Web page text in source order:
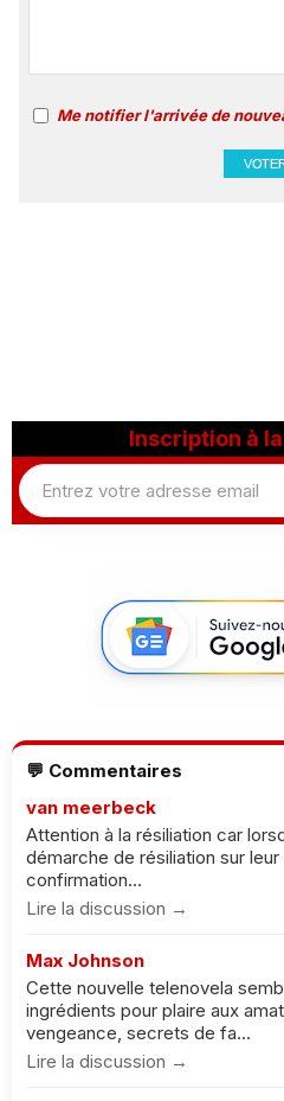
Me notifier l'arrivée de
Inscription à
💬 Commentaires
van meerbeck
Attention à la résiliation car
démarche de résiliation sur
confirmation...
Lire la discussion →
Max Johnson
Cette nouvelle telenovela
ingrédients pour plaire aux
vengeance, secrets de fa...
Lire la discussion →